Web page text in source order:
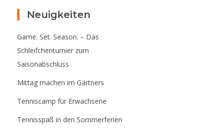
Neuigkeiten
Game. Set. Season. – Das
Schleifchenturnier zum
Saisonabschluss
Mittag machen im Gärtners
Tenniscamp für Erwachsene
Tennisspaß in den Sommerferien